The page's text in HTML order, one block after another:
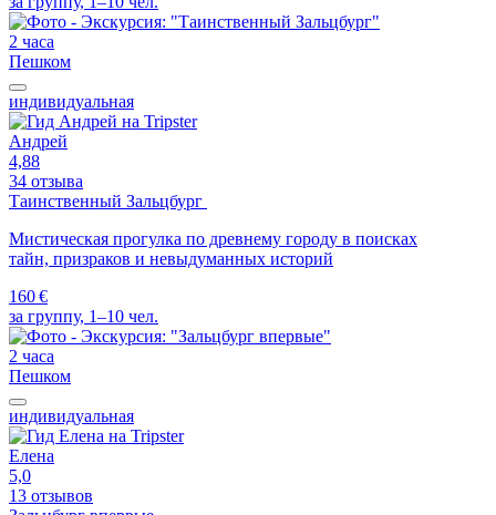
2 часа
Пешком
индивидуальная
Андрей
4,88
34 отзыва
Таинственный Зальцбург
Мистическая прогулка по древнему городу в поисках
тайн, призраков и невыдуманных историй
160 €
за группу, 1–10 чел.
2 часа
Пешком
индивидуальная
Елена
5,0
13 отзывов